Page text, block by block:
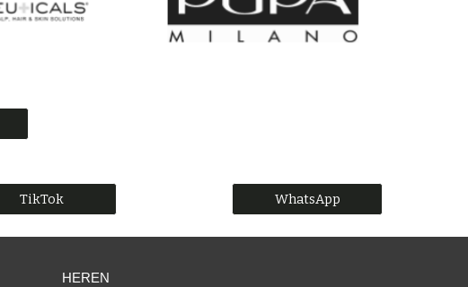
TikTok WhatsApp
HEREN